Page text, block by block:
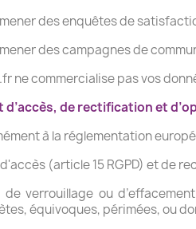
des enquêtes de
des campagnes de
ne commercialise pas vos
d’accès, de rectification et
à la réglementation
(article 15 RGPD) et de
verrouillage ou
équivoques, périmées, ou